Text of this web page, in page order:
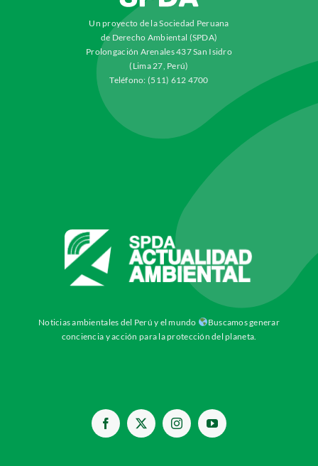
Un proyecto de la Sociedad Peruana
de Derecho Ambiental (SPDA)
Prolongación Arenales 437 San Isidro
(Lima 27, Perú)
Teléfono: (511) 612 4700
Noticias ambientales del Perú y el mundo
Buscamos generar
conciencia y acción para la protección del planeta.